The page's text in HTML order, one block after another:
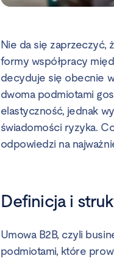
Nie da się zaprzeczyć,
formy współpracy
decyduje się obecnie
dwoma podmiotami
elastyczność, jednak
świadomości ryzyka.
odpowiedzi na
Definicja i
Umowa B2B, czyli
podmiotami, które